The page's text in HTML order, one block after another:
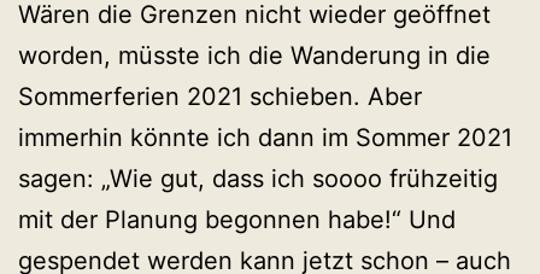
Wären die Grenzen nicht wieder geöffnet
worden, müsste ich die Wanderung in die
Sommerferien 2021 schieben. Aber
immerhin könnte ich dann im Sommer 2021
sagen: „Wie gut, dass ich soooo frühzeitig
mit der Planung begonnen habe!“ Und
gespendet werden kann jetzt schon – auch